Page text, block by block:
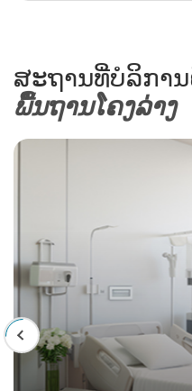
ສະຖານທີ່ບໍລິກາ
ພື້ນຖານໂຄງລ່າງ